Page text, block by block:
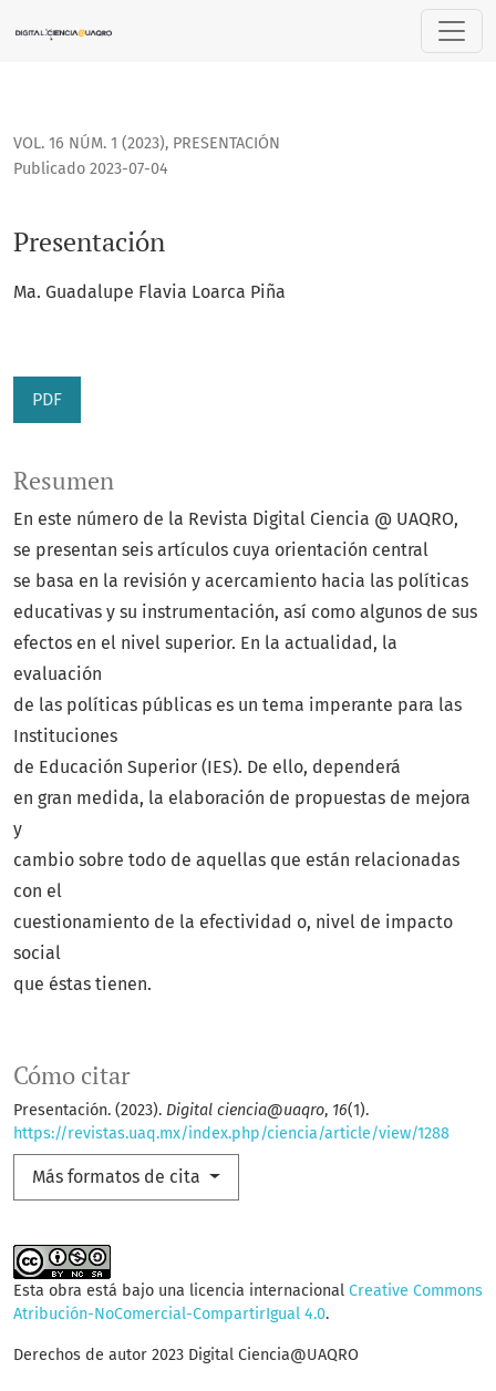
VOL. 16 NÚM. 1 (2023), PRESENTACIÓN
Presentación
Publicado 2023-07-04
Ma. Guadalupe Flavia Loarca Piña
PDF
Cómo citar
Presentación. (2023). Digital ciencia@uaqro, 16(1).
https://revistas.uaq.mx/index.php/ciencia/article/view/1288
Más formatos de cita
Resumen
En este número de la Revista Digital Ciencia @ UAQRO,
se presentan seis artículos cuya orientación central
se basa en la revisión y acercamiento hacia las políticas
educativas y su instrumentación, así como algunos de sus
efectos en el nivel superior. En la actualidad, la
evaluación
de las políticas públicas es un tema imperante para las
Instituciones
de Educación Superior (IES). De ello, dependerá
en gran medida, la elaboración de propuestas de mejora
y
cambio sobre todo de aquellas que están relacionadas
con el
cuestionamiento de la efectividad o, nivel de impacto
social
que éstas tienen.
Esta obra está bajo una licencia internacional Creative Commons
Atribución-NoComercial-CompartirIgual 4.0.
Derechos de autor 2023 Digital Ciencia@UAQRO